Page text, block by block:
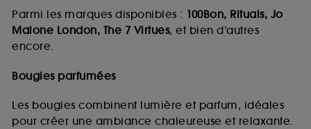
Parmi les marques disponibles : 100Bon, Rituals, Jo
Malone London, The 7 Virtues, et bien d’autres
encore.
Bougies parfumées
Les bougies combinent lumière et parfum, idéales
pour créer une ambiance chaleureuse et relaxante.